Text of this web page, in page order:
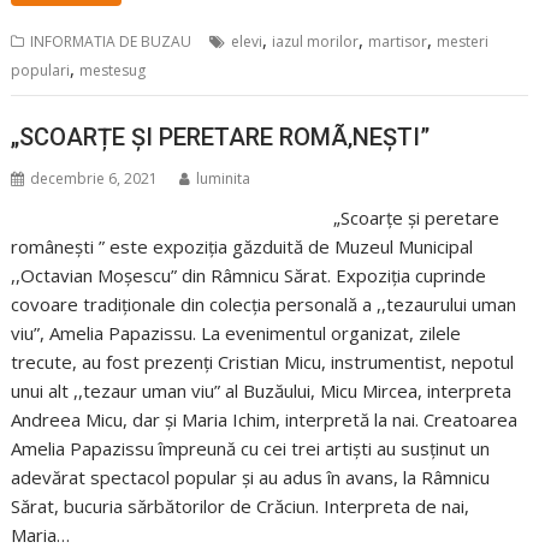
INFORMATIA DE BUZAU elevi, iazul morilor, martisor, mesteri
populari, mestesug
„SCOARȚE ȘI PERETARE ROMÃ‚NEȘTI”
decembrie 6, 2021 luminita
„Scoarțe și peretare
românești ” este expoziția găzduită de Muzeul Municipal
,,Octavian Moșescu” din Râmnicu Sărat. Expoziția cuprinde
covoare tradiționale din colecția personală a ,,tezaurului uman
viu”, Amelia Papazissu. La evenimentul organizat, zilele
trecute, au fost prezenți Cristian Micu, instrumentist, nepotul
unui alt ,,tezaur uman viu” al Buzăului, Micu Mircea, interpreta
Andreea Micu, dar și Maria Ichim, interpretă la nai. Creatoarea
Amelia Papazissu împreună cu cei trei artiști au susținut un
adevărat spectacol popular și au adus în avans, la Râmnicu
Sărat, bucuria sărbătorilor de Crăciun. Interpreta de nai,
Maria…